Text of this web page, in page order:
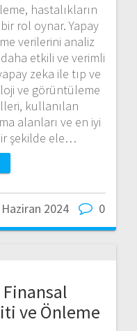
hastalıkların
rol oynar. Yapay
verilerini analiz
etkili ve verimli
zeka ile tıp ve
ve görüntüleme
kullanılan
alanları ve en iyi
şekilde ele…
2024 0
Finansal
ve Önleme